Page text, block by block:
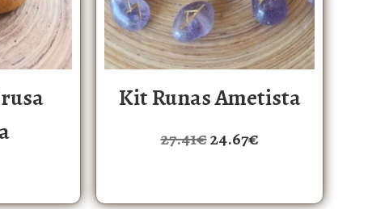
Kit Runas Ametista
27.41€24.67€